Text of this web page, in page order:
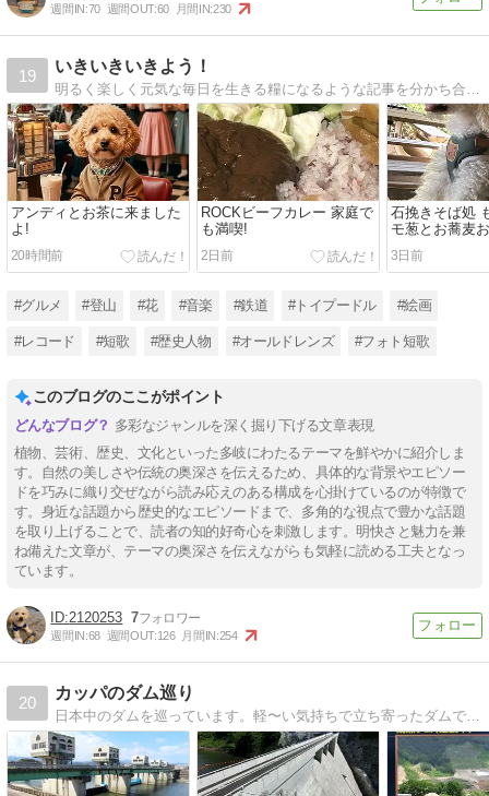
週間IN:70 週間OUT:60 月間IN:230
19
いきいきいきよう！
アンディとお茶に来ました
よ!
20時間前
ROCKビーフカレー 家庭で
も満喫!
2日前
石挽きそば処
モ葱とお蕎麦
3日前
#グルメ #登山 #花 #音楽 #鉄道 #トイプードル #絵画
#レコード #短歌 #歴史人物 #オールドレンズ #フォト短歌
このブログのここがポイント
多彩なジャンルを深く掘り下げる文章表現
植物、芸術、歴史、文化といった多岐にわたるテーマを鮮やかに紹介しま
す。自然の美しさや伝統の奥深さを伝えるため、具体的な背景やエピソー
ドを巧みに織り交ぜながら読み応えのある構成を心掛けているのが特徴で
す。身近な話題から歴史的なエピソードまで、多角的な視点で豊かな話題
を取り上げることで、読者の知的好奇心を刺激します。明快さと魅力を兼
ね備えた文章が、テーマの奥深さを伝えながらも気軽に読める工夫となっ
ています。
2120253 7
週間IN:68 週間OUT:126 月間IN:254
20
カッパのダム巡り
日本中のダムを巡っています。軽〜い気持ちで立ち寄ったダムでの内部見学に感激して始まったダム巡りブログです。命がけの情報から面白情報まで様々なお知らせを載せていきます。